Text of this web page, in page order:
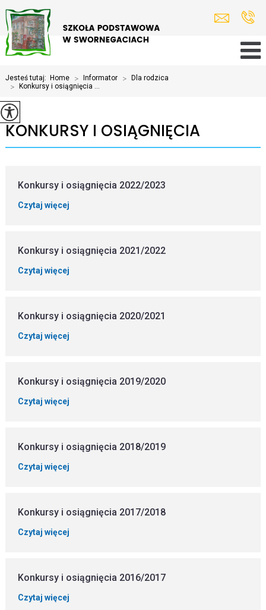
Jesteś tutaj: Home > Informator > Dla rodzica
> Konkursy i osiągnięcia ...
KONKURSY I OSIĄGNIĘCIA
Konkursy i osiągnięcia 2022/2023
Czytaj więcej
Konkursy i osiągnięcia 2021/2022
Czytaj więcej
Konkursy i osiągnięcia 2020/2021
Czytaj więcej
Konkursy i osiągnięcia 2019/2020
Czytaj więcej
Konkursy i osiągnięcia 2018/2019
Czytaj więcej
Konkursy i osiągnięcia 2017/2018
Czytaj więcej
Konkursy i osiągnięcia 2016/2017
Czytaj więcej